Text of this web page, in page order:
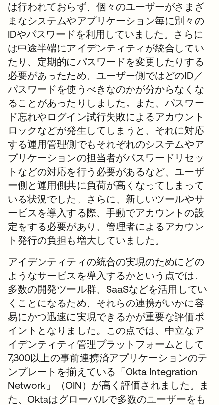
は行われておらず、個々のユーザーがさまざ
まなシステムやアプリケーション毎に別々の
IDやパスワードを利用していました。さらに
は中途半端にアイデンティティが統合してい
たり、定期的にパスワードを変更したりする
必要があったため、ユーザー側ではどのID／
パスワードを使うべきなのかが分からなくな
ることがあったりしました。また、パスワー
ド忘れやログイン試行失敗によるアカウント
ロックなどが発生してしまうと、それに対応
する運用管理側でもそれぞれのシステムやア
プリケーションの担当者がパスワードリセッ
トなどの対応を行う必要があるなど、ユーザ
ー側と運用側共に負荷が高くなってしまって
いる状況でした。さらに、新しいツールやサ
ービスを導入する際、手動でアカウントの設
定をする必要があり、管理者によるアカウン
ト発行の負担も増大していました。
アイデンティティの統合の実現のためにどの
ようなサービスを導入するかという点では、
多数の開発ツール群、SaaSなどを活用してい
くことになるため、それらの連携がいかに容
易にかつ迅速に実現できるかが重要な評価ポ
イントとなりました。この点では、中立なア
イデンティティ管理プラットフォームとして
7,300以上の事前連携済アプリケーションのテ
ンプレートを揃えている「Okta Integration
Network」（OIN）が高く評価されました。ま
た、Oktaはグローバルで多数のユーザーをも